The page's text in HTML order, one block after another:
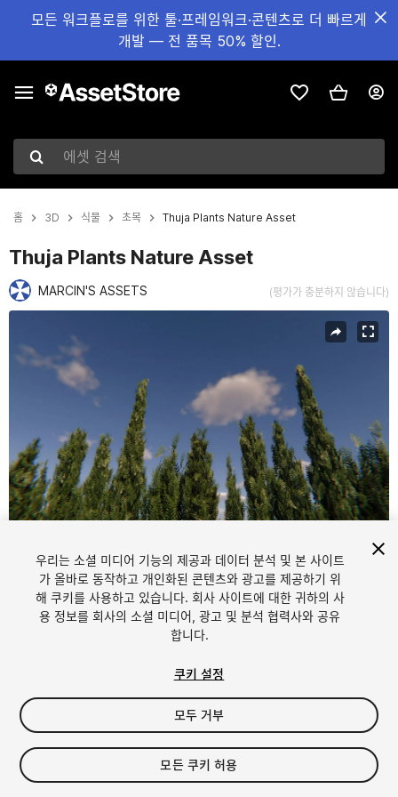
모든 워크플로를 위한 툴·프레임워크·콘텐츠로 더 빠르게
개발 — 전 품목 50% 할인.
에셋 검색
홈 3D 식물 초목 Thuja Plants Nature Asset
Thuja Plants Nature Asset
MARCIN'S ASSETS (평가가 충분하지 않습니다)
FREE
65viewsin the past week
우리는 소셜 미디어 기능의 제공과 데이터 분석 및 본 사이트
가 올바로 동작하고 개인화된 콘텐츠와 광고를 제공하기 위
해 쿠키를 사용하고 있습니다. 회사 사이트에 대한 귀하의 사
용 정보를 회사의 소셜 미디어, 광고 및 분석 협력사와 공유
합니다.
쿠키 설정
모두 거부
모든 쿠키 허용